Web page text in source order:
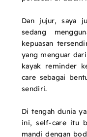
Dan jujur, saya
sedang
kepuasan
yang menguar
kayak reminder
care sebagai
sendiri.
Di tengah dunia
ini, self-care itu
mandi dengan